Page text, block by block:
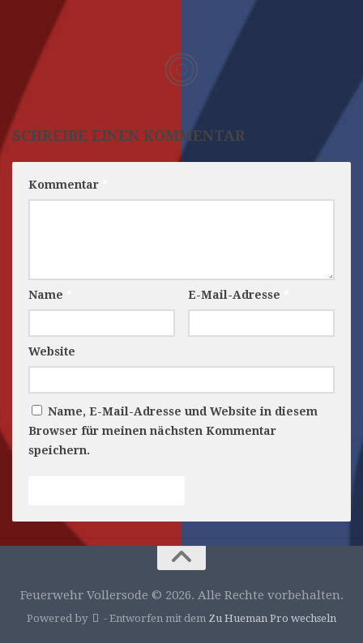
SCHREIBE EINEN KOMMENTAR
Kommentar
Name E-Mail-Adresse
Website
Name, E-Mail-Adresse und Website in diesem
Browser für meinen nächsten Kommentar
speichern.
Feuerwehr Vollersode © 2026. Alle Rechte vorbehalten.
Powered by - Entworfen mit dem Zu Hueman Pro wechseln